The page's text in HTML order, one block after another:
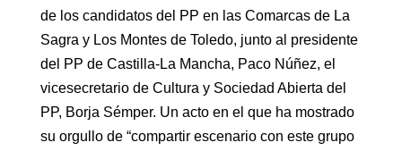
de los candidatos del PP en las Comarcas de La
Sagra y Los Montes de Toledo, junto al presidente
del PP de Castilla-La Mancha, Paco Núñez, el
vicesecretario de Cultura y Sociedad Abierta del
PP, Borja Sémper. Un acto en el que ha mostrado
su orgullo de “compartir escenario con este grupo